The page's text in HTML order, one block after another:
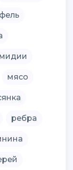
мидии
мясо
ребра